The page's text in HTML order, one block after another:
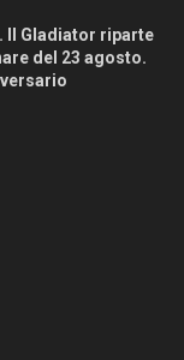
Il Gladiator riparte
del 23 agosto.